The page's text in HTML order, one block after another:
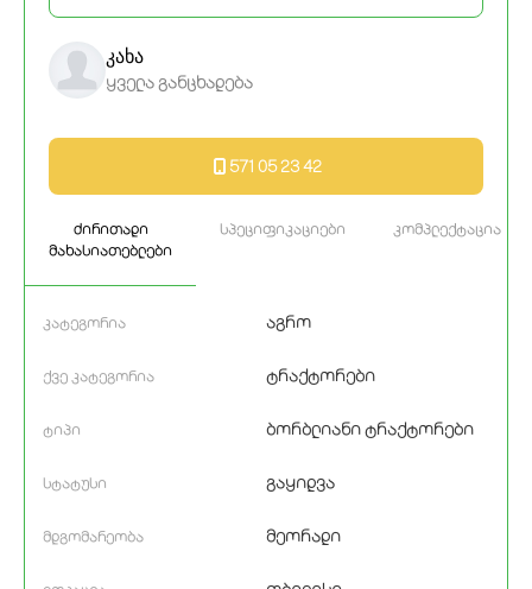
ძირითადი
მახასიათებლები
სპეციფიკაციები კომპლექტაცია
კატეგორია აგრო
ქვე კატეგორია ტრაქტორები
ტიპი ბორბლიანი ტრაქტორები
სტატუსი გაყიდვა
მდგომარეობა მეორადი
კახა
ყველა განცხადება
571 05 23 42